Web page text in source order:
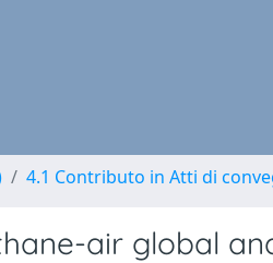
4.1 Contributo in Atti di
air global